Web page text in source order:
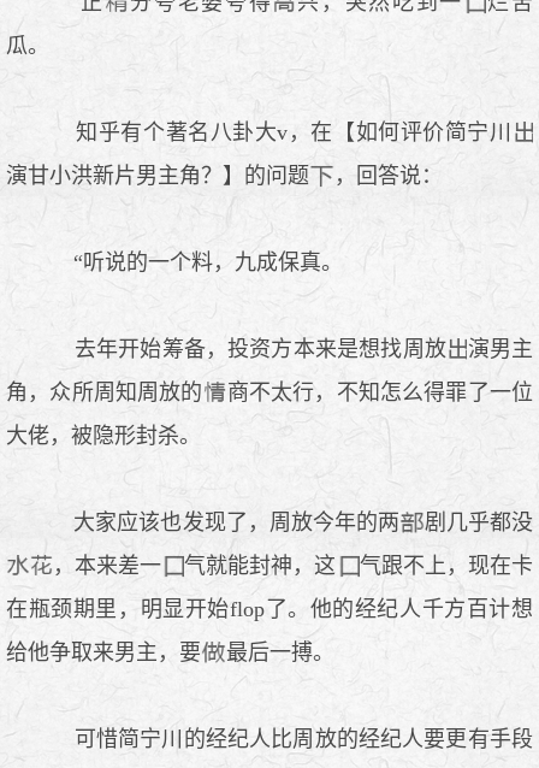
瓜。
知乎有个著名八卦大v，在【如何评价简宁川
演甘小洪新片男主角？】的问题
，回答说：
“听说的一个料，九成保真。
去年开始筹备，投资方本来是想找周放
演男主
角，众所周知周放的
商不太行，不知怎么得罪了一位
大佬，被隐形封杀。
大家应该也发现了，周放今年的两
剧几乎都没
，本来差一
气就能封神，这
气跟不上，现在卡
在瓶颈期里，明显开始flop了。他的经纪人千方百计想
给他争取来男主，要
最后一搏。
可惜简宁川的经纪人比周放的经纪人要更有手段